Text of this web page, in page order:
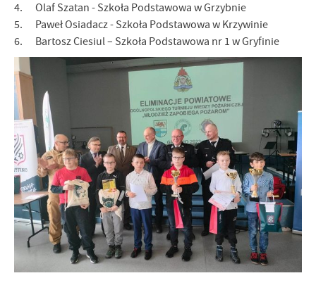
4. Olaf Szatan - Szkoła Podstawowa w Grzybnie
5. Paweł Osiadacz - Szkoła Podstawowa w Krzywinie
6. Bartosz Ciesiul – Szkoła Podstawowa nr 1 w Gryfinie